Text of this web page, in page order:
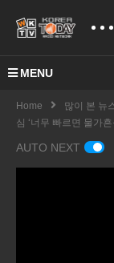
MENU
Home 많이 본 뉴
심 ‘너무 빠르면 물가
AUTO NEXT